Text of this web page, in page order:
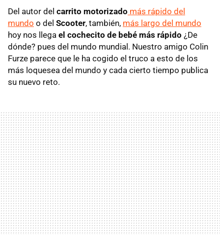
Del autor del carrito motorizado más rápido del
mundo o del Scooter, también, más largo del mundo
hoy nos llega el cochecito de bebé más rápido ¿De
dónde? pues del mundo mundial. Nuestro amigo Colin
Furze parece que le ha cogido el truco a esto de los
más loquesea del mundo y cada cierto tiempo publica
su nuevo reto.